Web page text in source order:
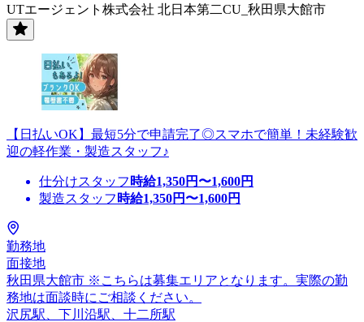
UTエージェント株式会社 北日本第二CU_秋田県大館市
【日払いOK】最短5分で申請完了◎スマホで簡単！未経験歓
迎の軽作業・製造スタッフ♪
仕分けスタッフ 時給1,350円〜1,600円
製造スタッフ 時給1,350円〜1,600円
勤務地
面接地
秋田県大館市 ※こちらは募集エリアとなります。実際の勤
務地は面談時にご相談ください。
沢尻駅、下川沿駅、十二所駅